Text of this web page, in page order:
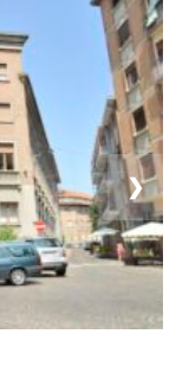
❯